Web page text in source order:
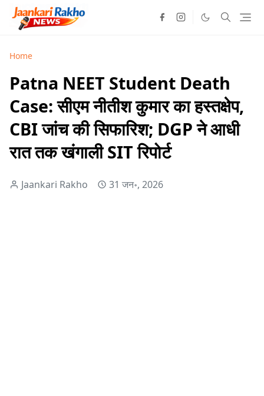
Home
Patna NEET Student Death
Case: सीएम नीतीश कुमार का हस्तक्षेप,
CBI जांच की सिफारिश; DGP ने आधी
रात तक खंगाली SIT रिपोर्ट
Jaankari Rakho 31 जन॰, 2026